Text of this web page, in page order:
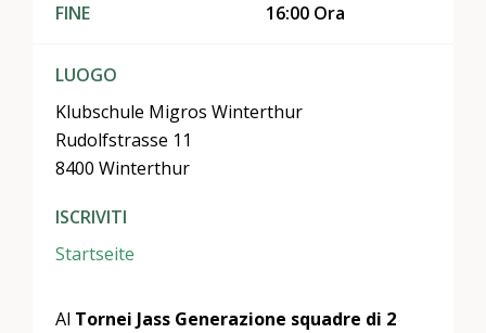
FINE
16:00 Ora
LUOGO
Klubschule Migros Winterthur
Rudolfstrasse 11
8400 Winterthur
ISCRIVITI
Startseite
Al Tornei Jass Generazione squadre di 2